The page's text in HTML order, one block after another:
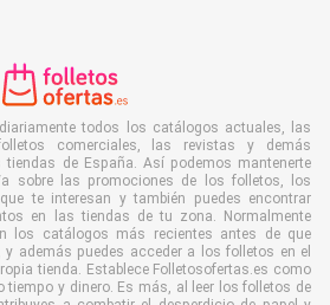
todos los catálogos actuales, las
comerciales, las revistas y demás
de España. Así podemos mantenerte
a sobre las promociones de los folletos, los
te interesan y también puedes encontrar
en las tiendas de tu zona. Normalmente
los catálogos más recientes antes de que
y además puedes acceder a los folletos en el
tienda. Establece Folletosofertas.es como
tiempo y dinero. Es más, al leer los folletos de